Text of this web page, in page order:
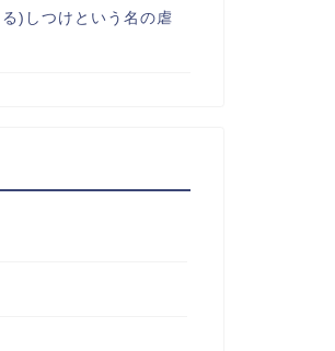
)しつけという名の虐